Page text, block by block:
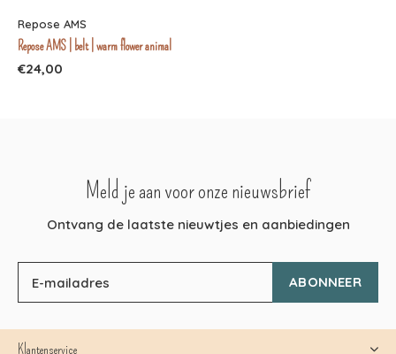
Repose AMS
Repose AMS | belt | warm flower animal
€24,00
Meld je aan voor onze nieuwsbrief
Ontvang de laatste nieuwtjes en aanbiedingen
ABONNEER
Klantenservice